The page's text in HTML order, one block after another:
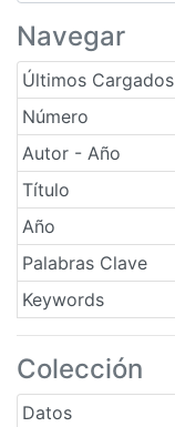
Navegar
Últimos Cargados
Número
Autor - Año
Título
Año
Palabras Clave
Keywords
Colección
Datos